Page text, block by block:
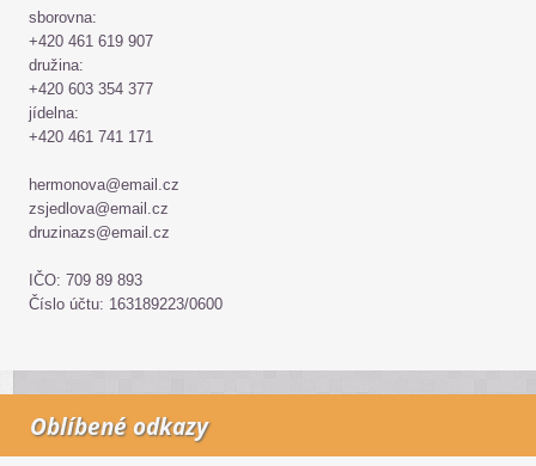
sborovna:
+420 461 619 907
družina:
+420 603 354 377
jídelna:
+420 461 741 171
hermonova@email.cz
zsjedlova@email.cz
druzinazs@email.cz
IČO: 709 89 893
Číslo účtu: 163189223/0600
Oblíbené odkazy